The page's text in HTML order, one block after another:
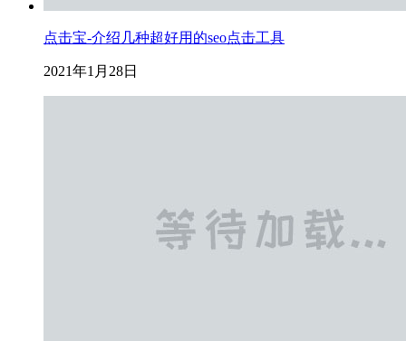
点击宝-介绍几种超好用的seo点击工具
2021年1月28日